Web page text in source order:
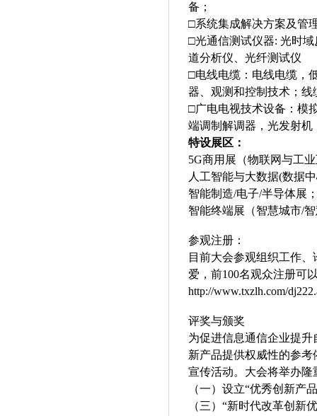
备；
□系统集成解决方案及管
□光通信测试仪器: 光时
道分析仪、光纤测试仪
□电线电缆：电线电缆，
器、观测和控制技术；
□广电电视技术设备：模
端调制解调器，光发射
特设展区：
5G商用展（物联网与工
人工智能与大数据(数据
智能制造/电子/半导体展
智能终端展 （智慧城市/
参观注册：
目前大会参观组织工作
爱，前100名观众注册可
http://www.txzlh.com/
评奖与颁奖
为促进信息通信企业提
新产品提供权威性的参
宣传活动。大会将举办
（一）设立“优秀创新产
（三）“新时代改革创新